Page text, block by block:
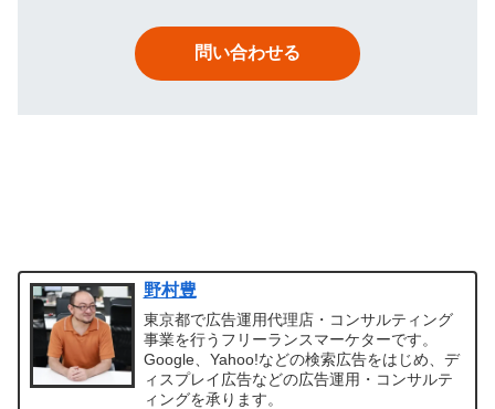
問い合わせる
野村豊
東京都で広告運用代理店・コンサルティング
事業を行うフリーランスマーケターです。
Google、Yahoo!などの検索広告をはじめ、デ
ィスプレイ広告などの広告運用・コンサルテ
ィングを承ります。